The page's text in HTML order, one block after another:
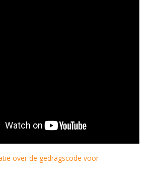
over de gedragscode voor